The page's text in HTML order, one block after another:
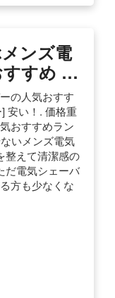
ンズ電
すすめ …
の人気おすす
安い！. 価格重
おすすめラン
いメンズ電気
整えて清潔感の
だ電気シェーバ
方も少なくな